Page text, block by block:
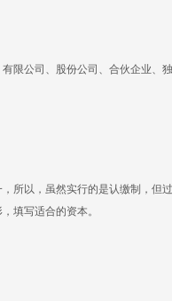
公司、股份公司、合伙企业、
以，虽然实行的是认缴制，但
填写适合的资本。